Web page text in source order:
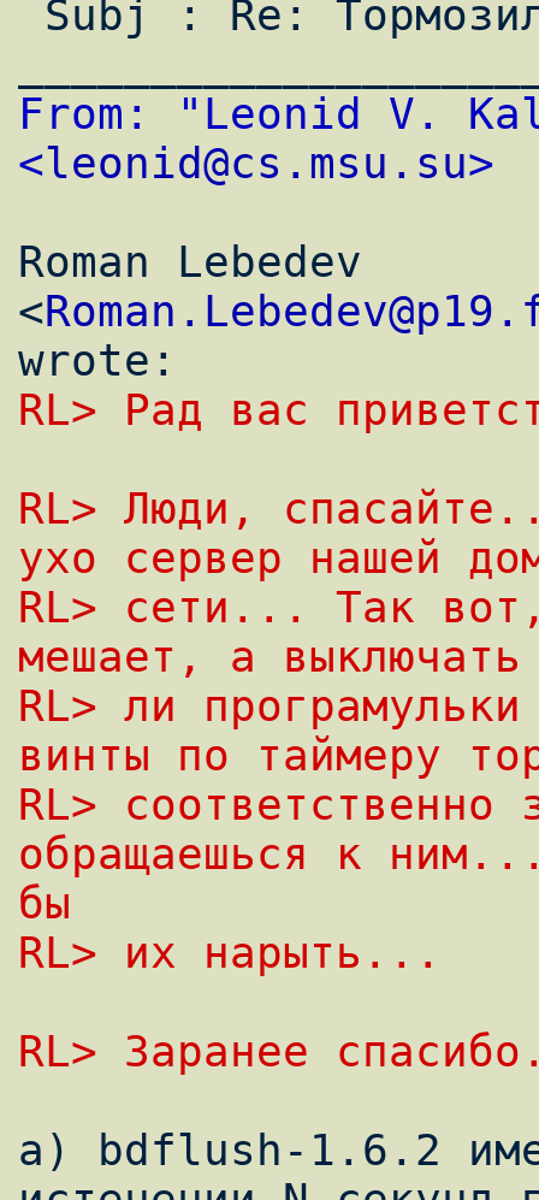
From: "Leonid V.
<leonid@cs.msu.su>
Roman Lebedev
<
RL> Рад вас
RL> Люди,
ухо сервер нашей
RL> сети... Так
мешает, а
RL> ли
винты по таймеру
RL> соответственно
обращаешься к
бы
RL> их нарыть...
RL> Заранее
а) bdflush-1.6.2